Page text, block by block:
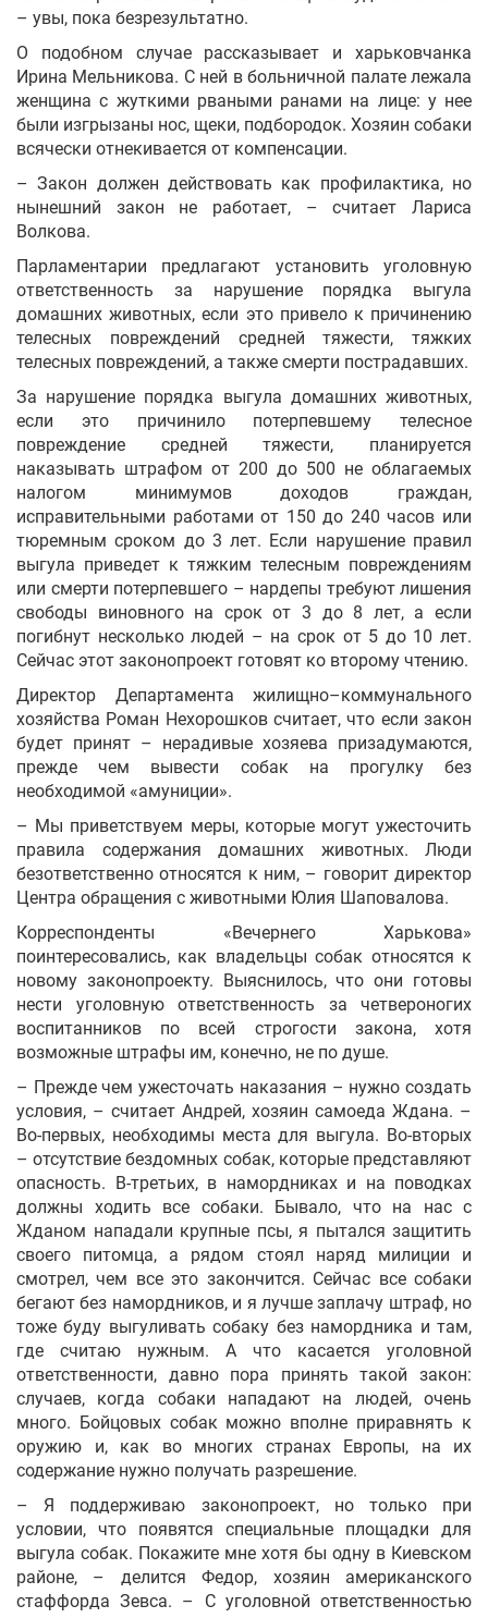
– увы, пока безрезультатно.
О подобном случае рассказывает и харьковчанка
Ирина Мельникова. С ней в больничной палате лежала
женщина с жуткими рваными ранами на лице: у нее
были изгрызаны нос, щеки, подбородок. Хозяин собаки
всячески отнекивается от компенсации.
– Закон должен действовать как профилактика, но
нынешний закон не работает, – считает Лариса
Волкова.
Парламентарии предлагают установить уголовную
ответственность за нарушение порядка выгула
домашних животных, если это привело к причинению
телесных повреждений средней тяжести, тяжких
телесных повреждений, а также смерти пострадавших.
За нарушение порядка выгула домашних животных,
если это причинило потерпевшему телесное
повреждение средней тяжести, планируется
наказывать штрафом от 200 до 500 не облагаемых
налогом минимумов доходов граждан,
исправительными работами от 150 до 240 часов или
тюремным сроком до 3 лет. Если нарушение правил
выгула приведет к тяжким телесным повреждениям
или смерти потерпевшего – нардепы требуют лишения
свободы виновного на срок от 3 до 8 лет, а если
погибнут несколько людей – на срок от 5 до 10 лет.
Сейчас этот законопроект готовят ко второму чтению.
Директор Департамента жилищно–коммунального
хозяйства Роман Нехорошков считает, что если закон
будет принят – нерадивые хозяева призадумаются,
прежде чем вывести собак на прогулку без
необходимой «амуниции».
– Мы приветствуем меры, которые могут ужесточить
правила содержания домашних животных. Люди
безответственно относятся к ним, – говорит директор
Центра обращения с животными Юлия Шаповалова.
Корреспонденты «Вечернего Харькова»
поинтересовались, как владельцы собак относятся к
новому законопроекту. Выяснилось, что они готовы
нести уголовную ответственность за четвероногих
воспитанников по всей строгости закона, хотя
возможные штрафы им, конечно, не по душе.
– Прежде чем ужесточать наказания – нужно создать
условия, – считает Андрей, хозяин самоеда Ждана. –
Во-первых, необходимы места для выгула. Во-вторых
– отсутствие бездомных собак, которые представляют
опасность. В-третьих, в намордниках и на поводках
должны ходить все собаки. Бывало, что на нас с
Жданом нападали крупные псы, я пытался защитить
своего питомца, а рядом стоял наряд милиции и
смотрел, чем все это закончится. Сейчас все собаки
бегают без намордников, и я лучше заплачу штраф, но
тоже буду выгуливать собаку без намордника и там,
где считаю нужным. А что касается уголовной
ответственности, давно пора принять такой закон:
случаев, когда собаки нападают на людей, очень
много. Бойцовых собак можно вполне приравнять к
оружию и, как во многих странах Европы, на их
содержание нужно получать разрешение.
– Я поддерживаю законопроект, но только при
условии, что появятся специальные площадки для
выгула собак. Покажите мне хотя бы одну в Киевском
районе, – делится Федор, хозяин американского
стаффорда Зевса. – С уголовной ответственностью